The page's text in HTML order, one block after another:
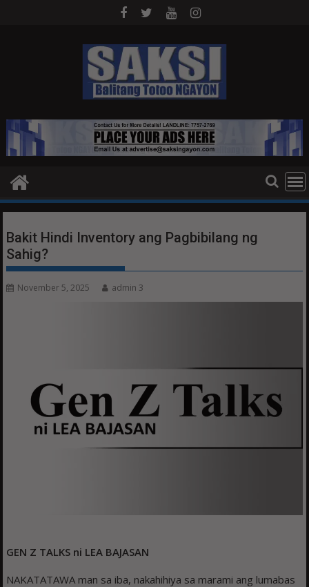
Bakit Hindi Inventory ang Pagbibilang ng
Sahig?
November 5, 2025 admin 3
GEN Z TALKS ni LEA BAJASAN
NAKATATAWA man sa iba, nakahihiya sa marami ang lumabas